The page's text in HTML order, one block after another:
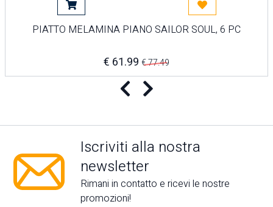
Aggiungi al carrello
Acquista più tardi
PIATTO MELAMINA PIANO SAILOR SOUL, 6 PC
€ 61.99 € 77.49
Iscriviti alla nostra
newsletter
Rimani in contatto e ricevi le nostre
promozioni!